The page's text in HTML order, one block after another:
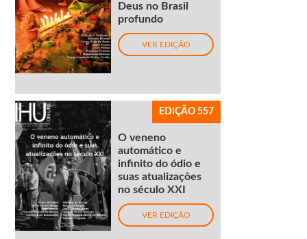
Deus no Brasil
profundo
VER EDIÇÃO
EDIÇÃO 557
O veneno
automático e
infinito do ódio e
suas atualizações
no século XXI
VER EDIÇÃO